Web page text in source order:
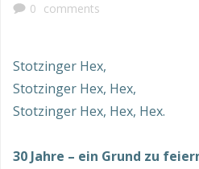
0 comments
Stotzinger Hex,
Stotzinger Hex, Hex,
Stotzinger Hex, Hex, Hex.
30 Jahre – ein Grund zu